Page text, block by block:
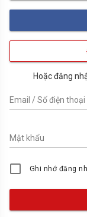
Hoặc đăng
Email / Số điện thoại
Mật khẩu
Ghi nhớ đăng